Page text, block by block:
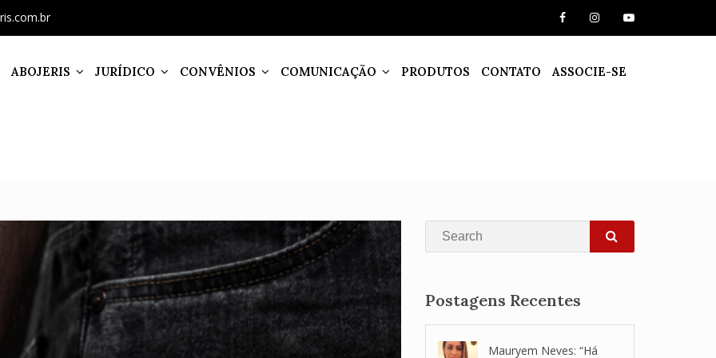
ABOJERIS JURÍDICO CONVÊNIOS COMUNICAÇÃO PRODUTOS CONTATO ASSOCIE-SE
Search
SEARCH
Postagens Recentes
Mauryem Neves: “Há